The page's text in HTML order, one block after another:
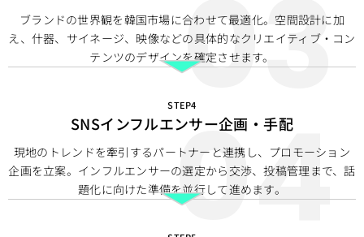
ブランドの世界観を韓国市場に合わせて最適化。空間設計に加
え、什器、サイネージ、映像などの具体的なクリエイティブ・コン
テンツのデザインを確定させます。
STEP4
SNSインフルエンサー企画・手配
現地のトレンドを牽引するパートナーと連携し、プロモーション
企画を立案。インフルエンサーの選定から交渉、投稿管理まで、話
題化に向けた準備を並行して進めます。